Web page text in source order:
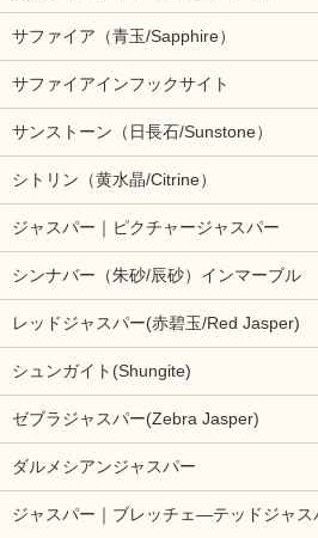
サファイア（青玉/Sapphire）
サファイアインフックサイト
サンストーン（日長石/Sunstone）
シトリン（黄水晶/Citrine）
ジャスパー｜ピクチャージャスパー
シンナバー（朱砂/辰砂）インマーブル
レッドジャスパー(赤碧玉/Red Jasper)
シュンガイト(Shungite)
ゼブラジャスパー(Zebra Jasper)
ダルメシアンジャスパー
ジャスパー｜ブレッチェ―テッドジャス